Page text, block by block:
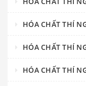
HÓA CHẤT THÍ
HÓA CHẤT THÍ
HÓA CHẤT THÍ